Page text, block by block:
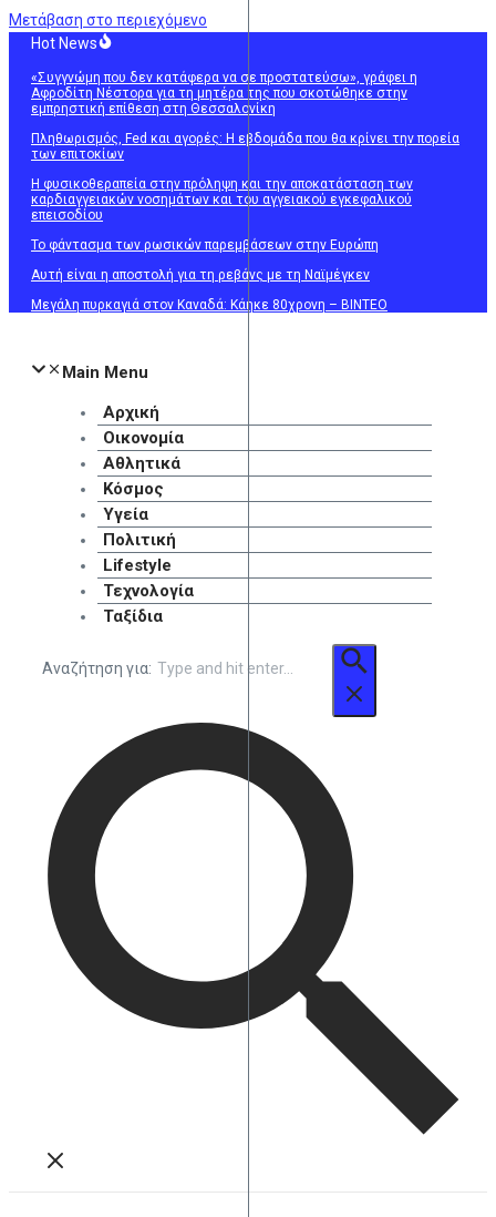
Μετάβαση στο περιεχόμενο
Hot News
«Συγγνώμη που δεν κατάφερα να σε προστατεύσω», γράφει η
Αφροδίτη Νέστορα για τη μητέρα της που σκοτώθηκε στην
εμπρηστική επίθεση στη Θεσσαλονίκη
Πληθωρισμός, Fed και αγορές: Η εβδομάδα που θα κρίνει την πορεία
των επιτοκίων
Η φυσικοθεραπεία στην πρόληψη και την αποκατάσταση των
καρδιαγγειακών νοσημάτων και του αγγειακού εγκεφαλικού
επεισοδίου
Το φάντασμα των ρωσικών παρεμβάσεων στην Ευρώπη
Αυτή είναι η αποστολή για τη ρεβάνς με τη Ναϊμέγκεν
Mεγάλη πυρκαγιά στον Καναδά: Κάηκε 80χρονη – ΒΙΝΤΕΟ
Main Menu
Αρχική
Οικονομία
Αθλητικά
Κόσμος
Υγεία
Πολιτική
Lifestyle
Τεχνολογία
Ταξίδια
Αναζήτηση για: